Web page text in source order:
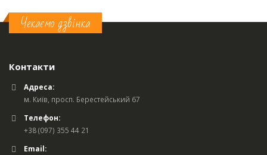
Чекаємо дзвінка
Контакти
Адреса:
м. Київ, просп. Берестейський 67
Телефон:
+38 (097) 355 44 21
Email: